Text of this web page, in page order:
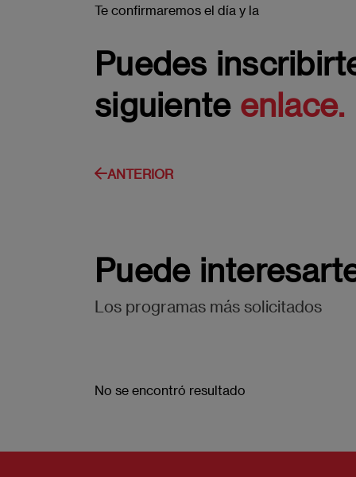
Te confirmaremos el día y la
Puedes
siguiente enlace.
ANTERIOR
Puede
Los programas más solicitados
No se encontró resultado